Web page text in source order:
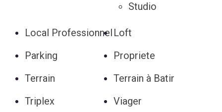
Studio
Local Professionnel Loft
Parking
Propriete
Terrain
Terrain à Batir
Triplex
Viager